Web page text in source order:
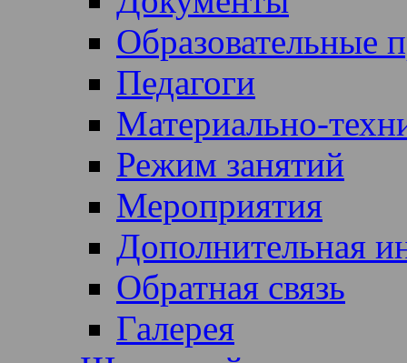
Образовательные
Педагоги
Материально-
Режим занятий
Мероприятия
Дополнительная
Обратная связь
Галерея